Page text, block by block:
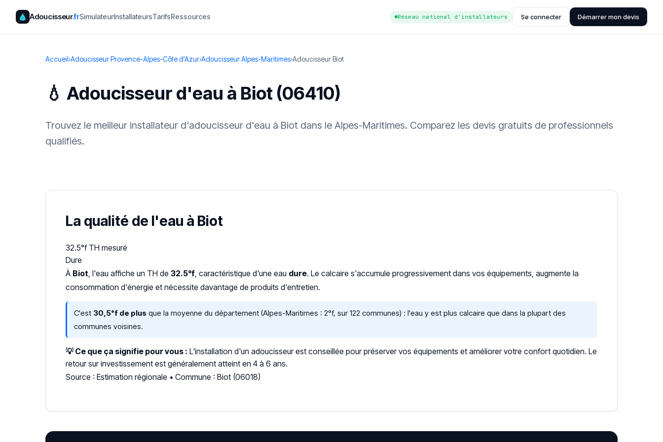
Adoucisseur.frSimulateurInstallateursTarifsRessources Réseau national d'installateurs Se connecter Démarrer mon devis
Accueil›Adoucisseur Provence-Alpes-Côte d'Azur›Adoucisseur Alpes-Maritimes›Adoucisseur Biot
💧 Adoucisseur d'eau à Biot (06410)
Trouvez le meilleur installateur d'adoucisseur d'eau à Biot dans le Alpes-Maritimes. Comparez les devis gratuits de professionnels
qualifiés.
La qualité de l'eau à Biot
32.5°f TH mesuré
Dure
À Biot, l'eau affiche un TH de 32.5°f, caractéristique d'une eau dure. Le calcaire s'accumule progressivement dans vos équipements, augmente la
consommation d'énergie et nécessite davantage de produits d'entretien.
C'est 30,5°f de plus que la moyenne du département (Alpes-Maritimes : 2°f, sur 122 communes) : l'eau y est plus calcaire que dans la plupart des
communes voisines.
💡 Ce que ça signifie pour vous : L'installation d'un adoucisseur est conseillée pour préserver vos équipements et améliorer votre confort quotidien. Le
retour sur investissement est généralement atteint en 4 à 6 ans.
Source : Estimation régionale • Commune : Biot (06018)